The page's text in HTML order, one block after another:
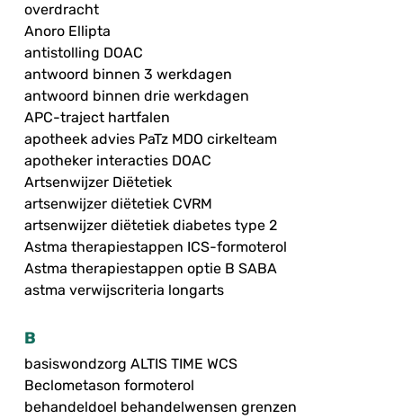
overdracht
Anoro Ellipta
antistolling DOAC
antwoord binnen 3 werkdagen
antwoord binnen drie werkdagen
APC-traject hartfalen
apotheek advies PaTz MDO cirkelteam
apotheker interacties DOAC
Artsenwijzer Diëtetiek
artsenwijzer diëtetiek CVRM
artsenwijzer diëtetiek diabetes type 2
Astma therapiestappen ICS-formoterol
Astma therapiestappen optie B SABA
astma verwijscriteria longarts
B
basiswondzorg ALTIS TIME WCS
Beclometason formoterol
behandeldoel behandelwensen grenzen